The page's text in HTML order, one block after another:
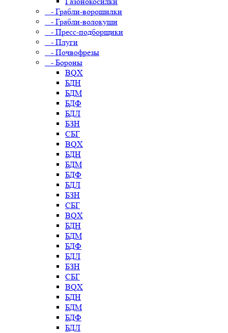
- Грабли-ворошилки
- Грабли-волокуши
- Пресс-подборщики
- Плуги
- Почвофрезы
- Бороны
BQX
БДН
БДМ
БДФ
БДЛ
БЗН
СБГ
BQX
БДН
БДМ
БДФ
БДЛ
БЗН
СБГ
BQX
БДН
БДМ
БДФ
БДЛ
БЗН
СБГ
BQX
БДН
БДМ
БДФ
БДЛ